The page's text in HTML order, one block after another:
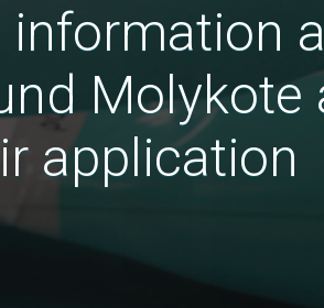
information
Molykote
application